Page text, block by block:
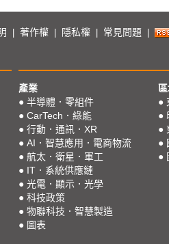
著作權 隱私權 常見問題
產業
● 半導體．零組件
● CarTech．綠能
● 行動．通訊．XR
● AI．智慧應用．電商物流
● 航太．衛星．軍工
● IT．系統供應鏈
● 光電．顯示．光學
● 科技政策
● 物聯科技．智慧製造
● 圖表
●
●
●
●
●